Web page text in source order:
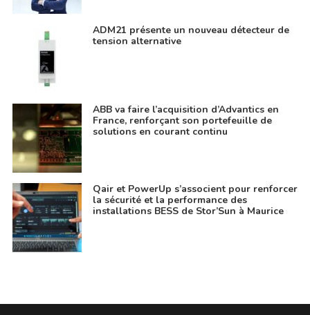
ADM21 présente un nouveau détecteur de
tension alternative
ABB va faire l’acquisition d’Advantics en
France, renforçant son portefeuille de
solutions en courant continu
Qair et PowerUp s’associent pour renforcer
la sécurité et la performance des
installations BESS de Stor’Sun à Maurice